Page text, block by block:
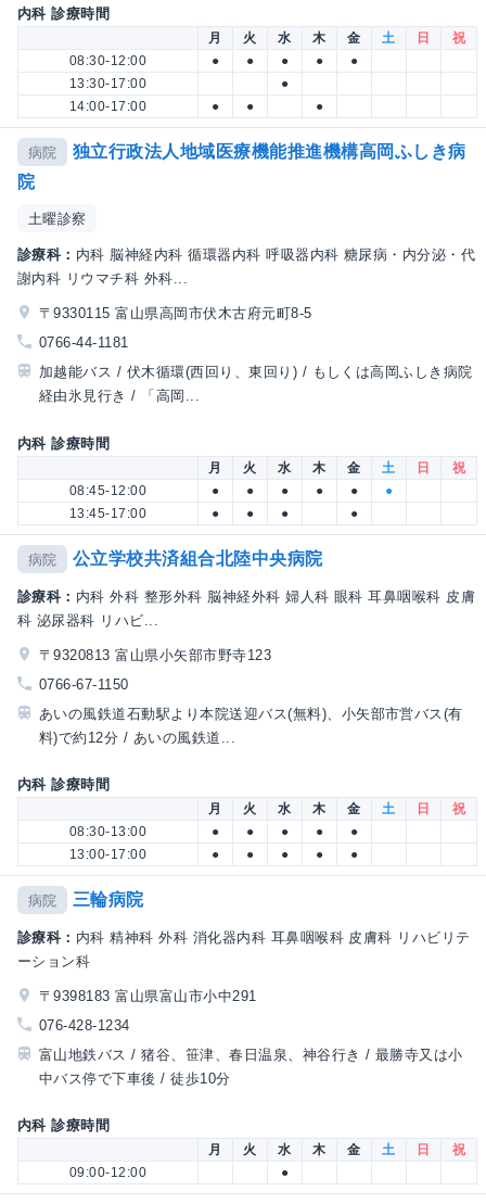
内科 診療時間
月 火 水 木 金 土 日
祝
08:30-12:00
● ● ● ●
●
13:30-17:00
●
14:00-17:00
● ● ●
病院
独立行政法人地域医療機能推進機構高岡ふしき病
院
土曜診察
診療科： 内科 脳神経内科 循環器内科 呼吸器内科 糖尿病・内分泌・代
謝内科 リウマチ科 外科...
〒9330115 富山県高岡市伏木古府元町8-5
0766-44-1181
加越能バス / 伏木循環(西回り、東回り) / もしくは高岡ふしき病院
経由氷見行き / 「高岡...
内科 診療時間
月 火 水 木 金 土 日
祝
08:45-12:00
● ● ● ● ●
●
13:45-17:00
● ● ● ●
病院 公立学校共済組合北陸中央病院
診療科： 内科 外科 整形外科 脳神経外科 婦人科 眼科 耳鼻咽喉科 皮膚
科 泌尿器科 リハビ...
〒9320813 富山県小矢部市野寺123
0766-67-1150
あいの風鉄道石動駅より本院送迎バス(無料)、小矢部市営バス(有
料)で約12分 / あいの風鉄道...
内科 診療時間
月 火 水 木 金 土 日
祝
08:30-13:00
● ● ● ●
●
13:00-17:00
● ● ● ● ●
病院 三輪病院
診療科： 内科 精神科 外科 消化器内科 耳鼻咽喉科 皮膚科 リハビリテ
ーション科
〒9398183 富山県富山市小中291
076-428-1234
富山地鉄バス / 猪谷、笹津、春日温泉、神谷行き / 最勝寺又は小
中バス停で下車後 / 徒歩10分
内科 診療時間
月 火 水 木 金 土 日
祝
09:00-12:00
●